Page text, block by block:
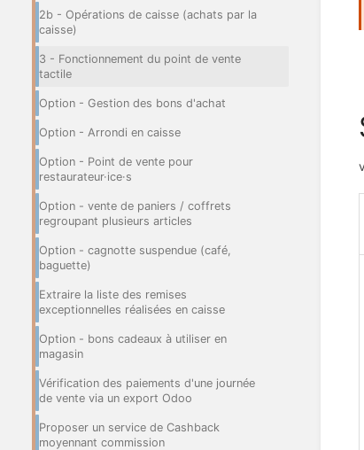
2b - Opérations de caisse (achats par la
caisse)
3 - Fonctionnement du point de vente
tactile
Option - Gestion des bons d'achat
Option - Arrondi en caisse
Option - Point de vente pour
restaurateur·ice·s
Option - vente de paniers / coffrets
regroupant plusieurs articles
Option - cagnotte suspendue (café,
baguette)
Extraire la liste des remises
exceptionnelles réalisées en caisse
Option - bons cadeaux à utiliser en
magasin
Vérification des paiements d'une journée
de vente via un export Odoo
Proposer un service de Cashback
moyennant commission